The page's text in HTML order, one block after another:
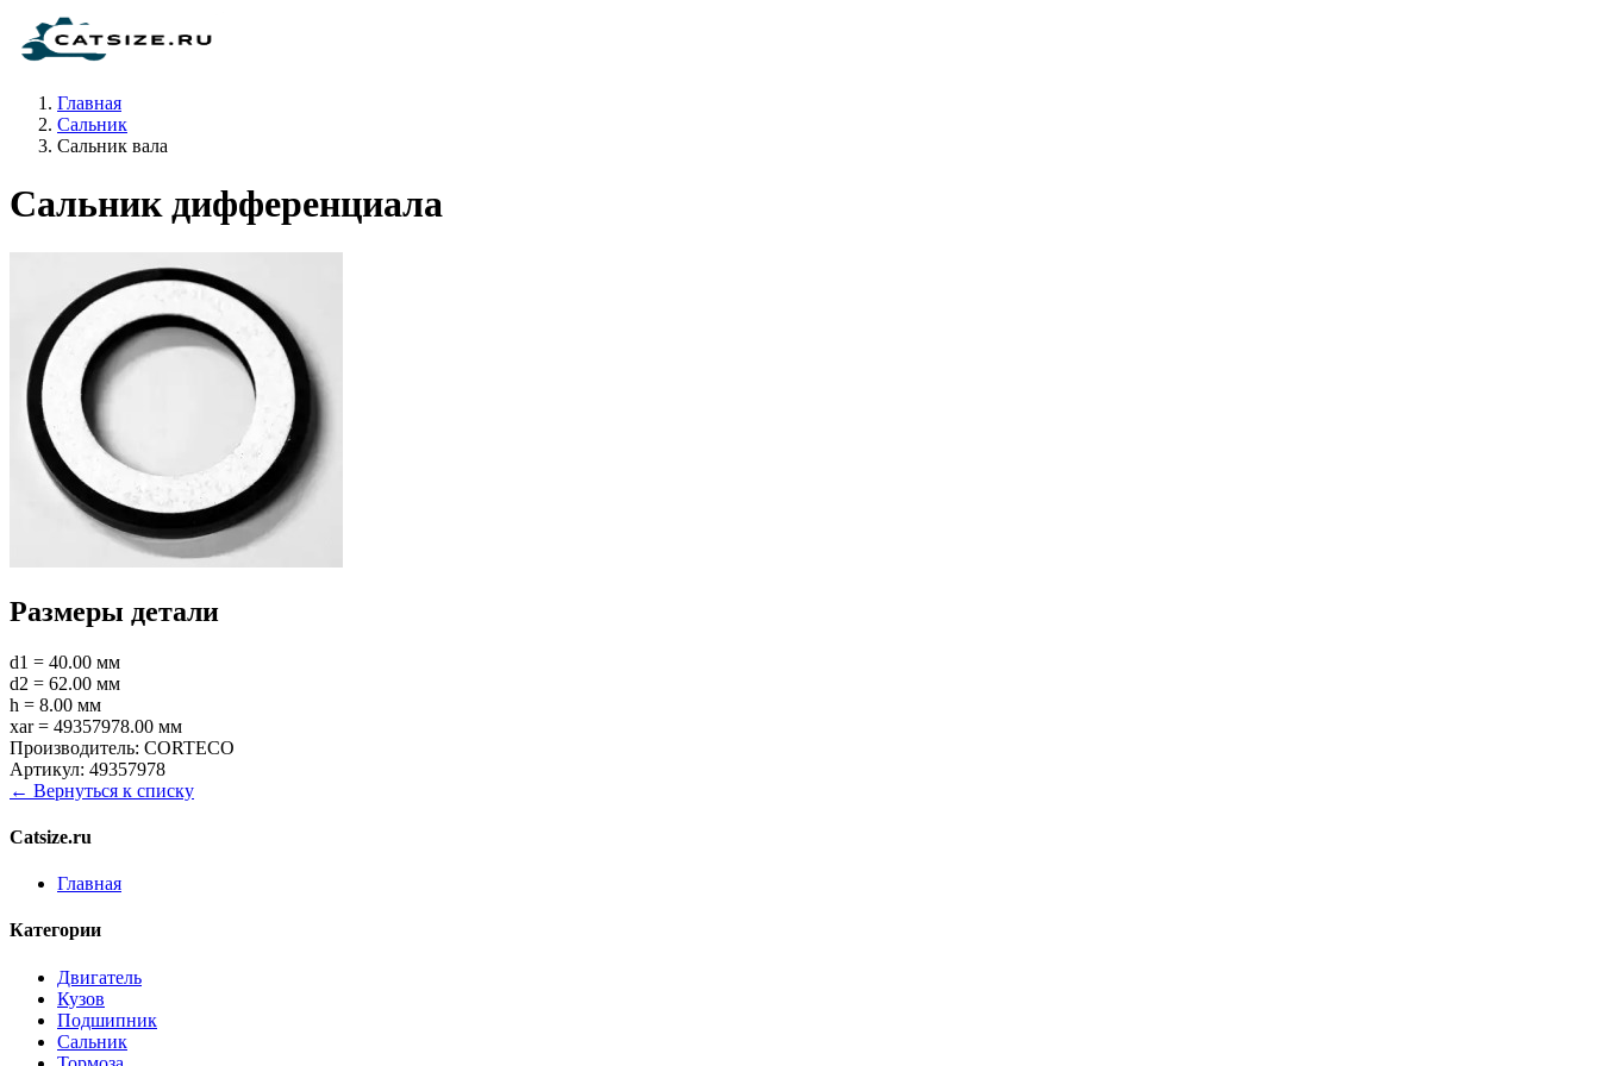
Главная
Сальник
Сальник вала
Сальник дифференциала
Размеры детали
d1 = 40.00 мм
d2 = 62.00 мм
h = 8.00 мм
xar = 49357978.00 мм
Производитель: CORTECO
Артикул: 49357978
← Вернуться к списку
Catsize.ru
Главная
Категории
Двигатель
Кузов
Подшипник
Сальник